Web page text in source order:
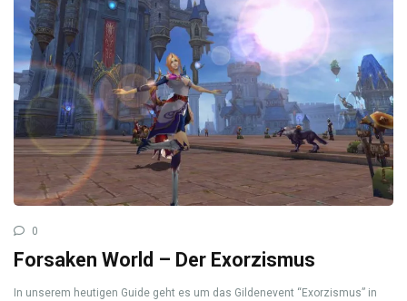
0
Forsaken World – Der Exorzismus
In unserem heutigen Guide geht es um das Gildenevent “Exorzismus” in